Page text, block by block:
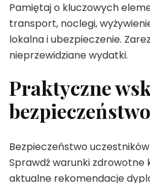
Pamiętaj o kluczowych
transport, noclegi,
lokalna i ubezpieczenie.
nieprzewidziane wydatki.
Praktyczne
bezpieczeństwo
Bezpieczeństwo
Sprawdź warunki zdrowotne
aktualne rekomendacje